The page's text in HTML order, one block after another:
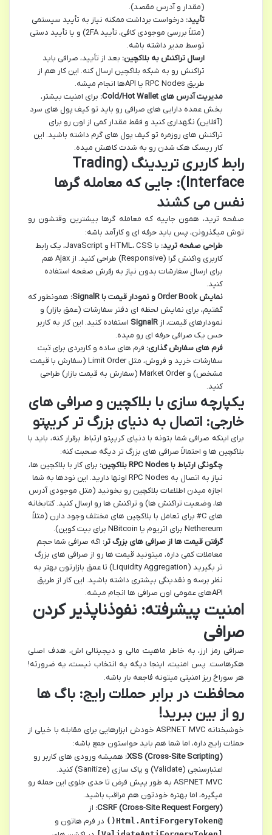
(مقدار و آدرس مقصد).
تأیید: درخواست برداشت ممکنه نیاز به تأیید سیستمی
(مثلاً بررسی موجودی کافی، تأیید 2FA) و یا تأیید دستی
توسط مدیر داشته باشه.
ارسال تراکنش به بلاکچین: بعد از تأیید، صرافی باید
تراکنش رو به شبکه بلاکچین ارسال کنه. این کار هم از
طریق RPC Nodes یا APIها انجام میشه.
مدیریت آدرس های Cold/Hot Wallet:
برای امنیت بیشتر،
بخش عمده دارایی های صرافی رو باید تو کیف پول های سرد
(آفلاین) نگهداری کنید و فقط مقدار کمی از اون رو برای
تراکنش های روزمره تو کیف پول های گرم داشته باشید. این
کار ریسک هک شدن رو به شدت کاهش میده.
رابط کاربری تریدینگ (Trading
Interface): جایی که معامله گرها
نفس می کشند
صفحه ترید، همون جاییه که معامله گرها بیشترین وقتشون رو
توش میگذرونن، پس باید حرفه ای و کارآمد باشه:
طراحی صفحه ترید:
با HTML، CSS و JavaScript، یک رابط
کاربری واکنش گرا (Responsive) طراحی کنید. از Ajax هم
برای ارسال سفارشات بدون نیاز به رفرش صفحه استفاده
کنید.
نمایش Order Book و نمودار قیمت با SignalR:
همونطور که
گفتیم، برای نمایش لحظه ای دفتر سفارشات (عمق بازار) و
نمودارهای قیمت، از SignalR استفاده کنید. این کار به کاربر
حس یک صرافی حرفه ای رو میده.
فرم های سفارش گذاری: فرم های ساده و کاربردی برای ثبت
سفارشات خرید و فروش، مثل Limit Order (سفارش با قیمت
مشخص) و Market Order (سفارش به قیمت بازار) طراحی
کنید.
یکپارچه سازی با بلاکچین و صرافی های
خارجی: اتصال به دنیای بزرگ تر کریپتو
برای اینکه صرافی شما بتونه با دنیای کریپتو ارتباط برقرار کنه، باید با
بلاکچین ها و احتمالاً صرافی های بزرگ تر دیگه صحبت کنه:
چگونگی ارتباط با RPC Nodes بلاکچین:
برای کار با بلاکچین ها،
نیاز به اتصال به RPC Nodes اونها دارید. این نودها به شما
اجازه میدن اطلاعات بلاکچین رو بخونید (مثل موجودی آدرس
ها، وضعیت تراکنش ها) و تراکنش ها رو ارسال کنید. کتابخانه
های C# برای تعامل با بلاکچین های مختلف وجود دارن (مثلاً
Nethereum برای اتریوم یا NBitcoin برای بیت کوین).
گرفتن قیمت ها از صرافی های بزرگ تر: اگه صرافی شما حجم
معاملات کمی داره، میتونید قیمت ها رو از صرافی های بزرگ
تر بگیرید (Liquidity Aggregation) تا عمق بازارتون بهتر به
نظر برسه و نقدینگی بیشتری داشته باشید. این کار از طریق
APIهای عمومی اون صرافی ها انجام میشه.
امنیت پیشرفته: نفوذناپذیر کردن
صرافی
صرافی رمز ارز، به خاطر ماهیت مالی و دیجیتالی اش، هدف اصلی
هکرهاست. پس امنیت، اینجا دیگه یه انتخاب نیست، یه ضرورته!
هر سوراخ ریز امنیتی میتونه فاجعه بار باشه.
محافظت در برابر حملات رایج: باگ ها
رو از بین ببرید!
خوشبختانه ASP.NET MVC خودش ابزارهایی برای مقابله با خیلی از
حملات رایج داره، اما شما هم باید حواستون جمع باشه:
XSS (Cross-Site Scripting): همیشه ورودی های کاربر رو
اعتبارسنجی (Validate) و پاک سازی (Sanitize) کنید.
ASP.NET MVC به طور پیش فرض تا حدی جلوی این حمله رو
میگیره، اما بهتره خودتون هم مراقب باشید.
CSRF (Cross-Site Request Forgery): از
@Html.AntiForgeryToken() در فرم هاتون و